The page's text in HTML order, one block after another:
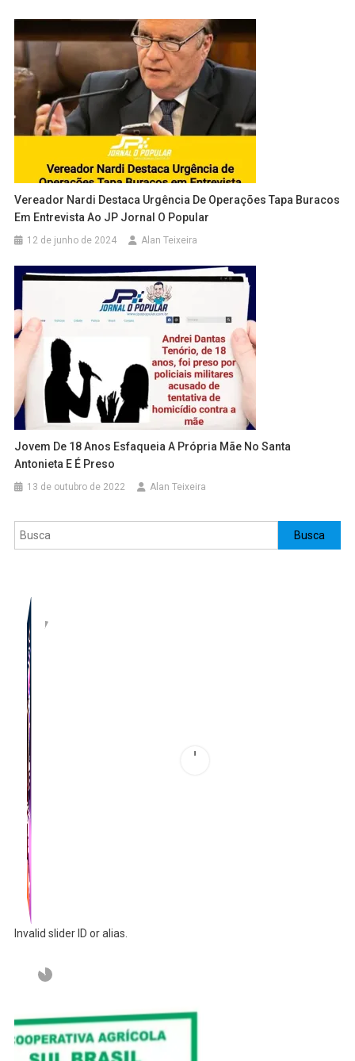
Vereador Nardi Destaca Urgência De Operações Tapa Buracos
Em Entrevista Ao JP Jornal O Popular
12 de junho de 2024 Alan Teixeira
Jovem De 18 Anos Esfaqueia A Própria Mãe No Santa
Antonieta E É Preso
13 de outubro de 2022 Alan Teixeira
Pesquisar Busca
Invalid slider ID or alias.